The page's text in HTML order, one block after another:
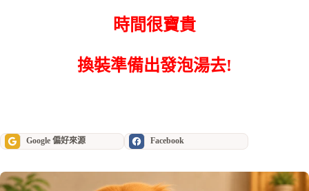
時間很寶貴
換裝準備出發泡湯去!
Google 偏好來源 Facebook